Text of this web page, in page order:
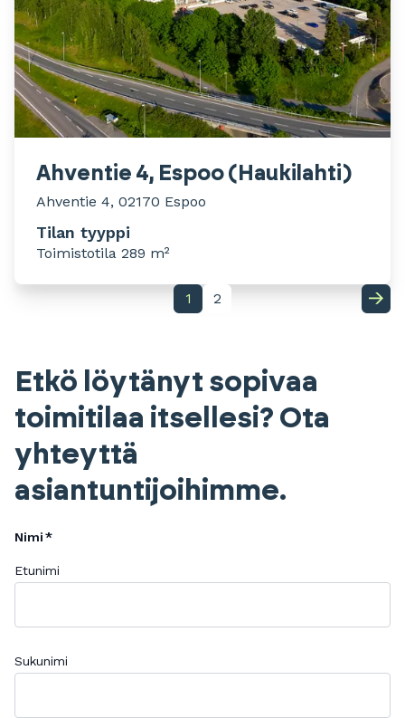
Ahventie 4, Espoo (Haukilahti)
Ahventie 4, 02170 Espoo
Tilan tyyppi
Toimistotila 289 m²
1 2
Etkö löytänyt sopivaa
toimitilaa itsellesi? Ota
yhteyttä
asiantuntijoihimme.
Nimi
Etunimi
Sukunimi